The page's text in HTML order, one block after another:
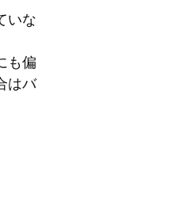
いな
も偏
はバ